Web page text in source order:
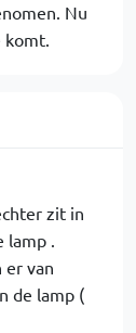
Nu
komt.
zit in
lamp .
er van
de lamp (